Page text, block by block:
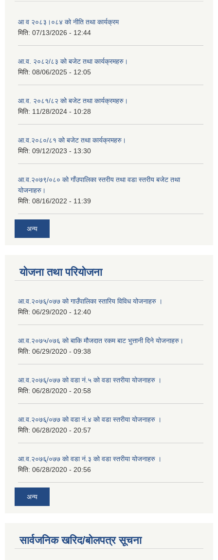
आ व २०८३।०८४ को नीति तथा कार्यक्रम
मिति: 07/13/2026 - 12:44
आ.व. २०८२/८३ को बजेट तथा कार्यक्रमहरु।
मिति: 08/06/2025 - 12:05
आ.व. २०८१/८२ को बजेट तथा कार्यक्रमहरु।
मिति: 11/28/2024 - 10:28
आ.व.२०८०/८१ को बजेट तथा कार्यक्रमहरु।
मिति: 09/12/2023 - 13:30
आ.व.२०७९/०८० को गाँउपालिका स्तरीय तथा वडा स्तरीय बजेट तथा
योजनाहरु।
मिति: 08/16/2022 - 11:39
अन्य
योजना तथा परियोजना
आ.व.२०७६्/०७७ को गाउँपालिका स्तारिय विविध योजनाहरु ।
मिति: 06/29/2020 - 12:40
आ.व.२०७५/०७६ को बाकि मौजदात रकम बाट भुत्तानी दिने योजनाहरु।
मिति: 06/29/2020 - 09:38
आ.व.२०७६्/०७७ को वडा नं.५ को वडा स्तरीया योजनाहरु ।
मिति: 06/28/2020 - 20:58
आ.व.२०७६्/०७७ को वडा नं.४ को वडा स्तरीया योजनाहरु ।
मिति: 06/28/2020 - 20:57
आ.व.२०७६्/०७७ को वडा नं.३ को वडा स्तरीया योजनाहरु ।
मिति: 06/28/2020 - 20:56
अन्य
सार्वजनिक खरिद/बोलपत्र सूचना